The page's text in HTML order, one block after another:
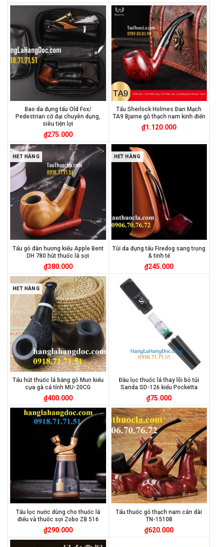
Bao da đựng tẩu Old Fox/
Pedestrian cỡ đại chuyên dụng,
siêu tiện lợi
₫275.000
Tẩu Sherlock Holmes Đan Mạch
TA9 Bjarne gỗ thạch nam kinh điển
₫1.120.000
HẾT HÀNG
Tẩu gỗ đàn hương kiểu Apple Bent
DH 780 hút thuốc lá sợi
₫380.000
HẾT HÀNG
Túi da đựng tẩu Firedog sang trọng
& tinh tế
₫245.000
HẾT HÀNG
Tẩu hút thuốc lá bằng gỗ Mun kiểu
cựa gà cá tính MU-20CG
₫400.000
Đầu lọc thuốc lá thay lõi bỏ túi
Sanda SD-126 kiểu Pocketta
₫75.000
Tẩu lọc nước dùng cho thuốc lá
điếu và thuốc sợi Zobo ZB 516
₫290.000
Tẩu thuốc gỗ thạch nam cán dài
TN-1510B
₫620.000